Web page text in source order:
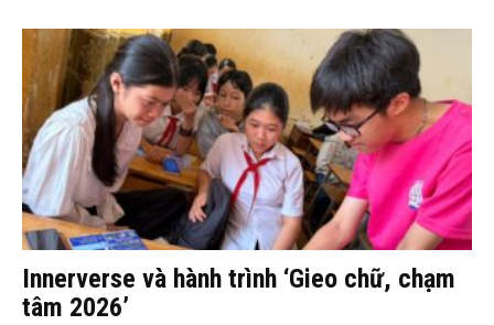
Innerverse và hành trình ‘Gieo chữ, chạm
tâm 2026’